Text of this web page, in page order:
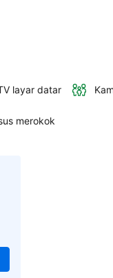
layar datar
merokok